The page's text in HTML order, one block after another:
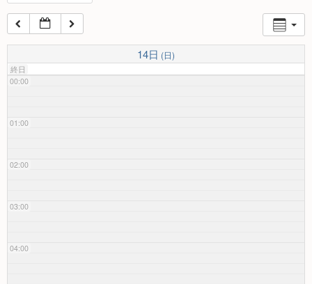
14日 (日)
終日
00:00
01:00
02:00
03:00
04:00